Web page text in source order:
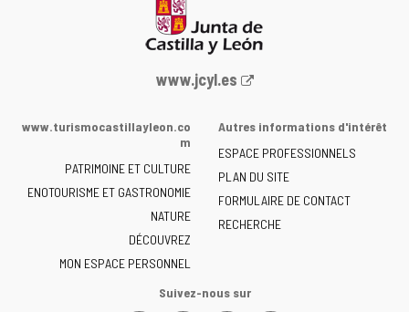
Portail
la
de
Castilla
y
León
-
www.jcyl.es
www.turismocastillayleon.co
m
PATRIMOINE ET CULTURE
ENOTOURISME ET GASTRONOMIE
NATURE
DÉCOUVREZ
MON ESPACE PERSONNEL
Autres informations d'intérêt
ESPACE PROFESSIONNELS
PLAN DU SITE
FORMULAIRE DE CONTACT
RECHERCHE
Suivez-nous sur